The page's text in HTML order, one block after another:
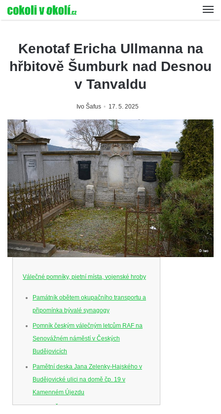
Kenotaf Ericha Ullmanna na
hřbitově Šumburk nad Desnou
v Tanvaldu
Ivo Šafus 17. 5. 2025
Válečné pomníky, pietní místa, vojenské hroby
Památník obětem okupačního transportu a
připomínka bývalé synagogy
Pomník českým válečným letcům RAF na
Senovážném náměstí v Českých
Budějovicích
Pamětní deska Jana Zelenky-Hajského v
Budějovické ulici na domě čp. 19 v
Kamenném Újezdu
Kenotaf Šimona Valhy na starém hřbitově v